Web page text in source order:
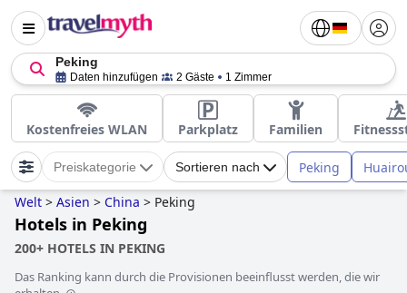
Peking
Daten hinzufügen 2 Gäste 1 Zimmer
Kostenfreies WLAN Parkplatz Familien
Preiskategorie Sortieren nach Peking
Welt > Asien > China > Peking
Hotels in Peking
200+ HOTELS IN PEKING
Das Ranking kann durch die Provisionen beeinflusst werden, die wir